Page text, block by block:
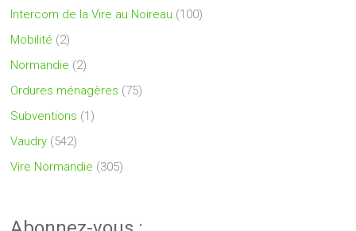
Intercom de la Vire au Noireau (100)
Mobilité (2)
Normandie (2)
Ordures ménagères (75)
Subventions (1)
Vaudry (542)
Vire Normandie (305)